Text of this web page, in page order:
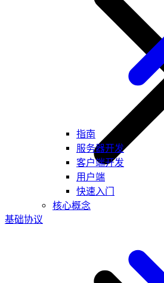
指南
服务器开发
客户端开发
用户端
快速入门
核心概念
基础协议